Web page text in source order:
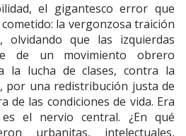
el gigantesco error que
la vergonzosa traición
que las izquierdas
de un movimiento obrero
la lucha de clases, contra la
por una redistribución justa de
de las condiciones de vida. Era
el nervio central. ¿En qué
urbanitas, intelectuales,